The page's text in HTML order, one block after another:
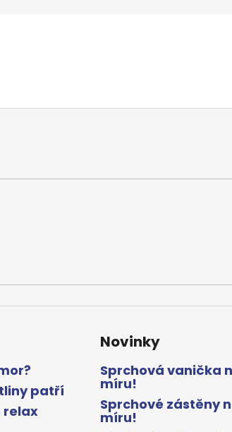
patří
relax
Novinky
Sprchová vanička
míru!
Sprchové zástěny
míru!